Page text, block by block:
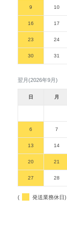
9 10
16 17
23 24
30 31
翌月(2026年9月)
日 月
6 7
13 14
20 21
27 28
( 発送業務休日)